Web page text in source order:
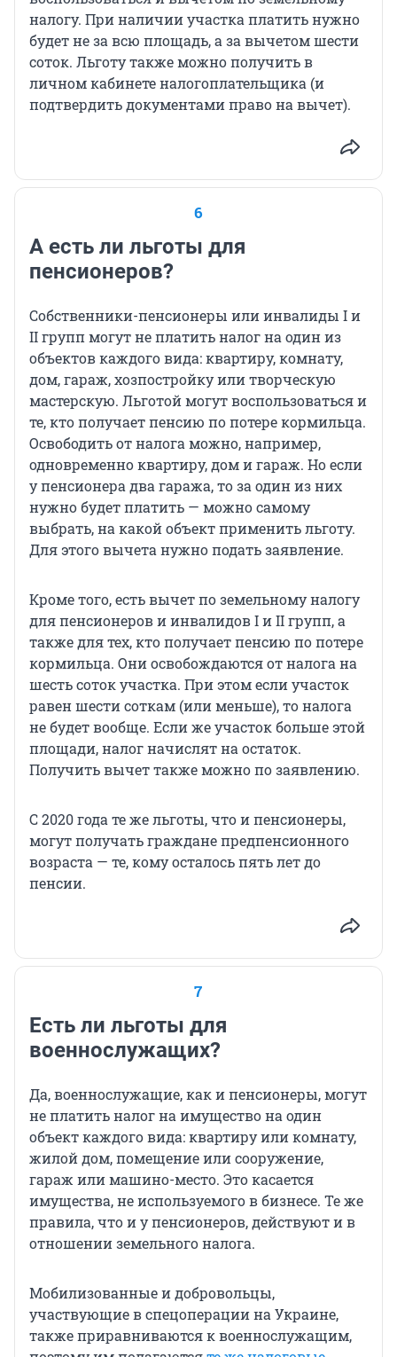
налогу. При наличии участка платить нужно
будет не за всю площадь, а за вычетом шести
соток. Льготу также можно получить в
личном кабинете налогоплательщика (и
подтвердить документами право на вычет).
6
А есть ли льготы для
пенсионеров?
Собственники-пенсионеры или инвалиды I и
II групп могут не платить налог на один из
объектов каждого вида: квартиру, комнату,
дом, гараж, хозпостройку или творческую
мастерскую. Льготой могут воспользоваться и
те, кто получает пенсию по потере кормильца.
Освободить от налога можно, например,
одновременно квартиру, дом и гараж. Но если
у пенсионера два гаража, то за один из них
нужно будет платить — можно самому
выбрать, на какой объект применить льготу.
Для этого вычета нужно подать заявление.
Кроме того, есть вычет по земельному налогу
для пенсионеров и инвалидов I и II групп, а
также для тех, кто получает пенсию по потере
кормильца. Они освобождаются от налога на
шесть соток участка. При этом если участок
равен шести соткам (или меньше), то налога
не будет вообще. Если же участок больше этой
площади, налог начислят на остаток.
Получить вычет также можно по заявлению.
С 2020 года те же льготы, что и пенсионеры,
могут получать граждане предпенсионного
возраста — те, кому осталось пять лет до
пенсии.
7
Есть ли льготы для
военнослужащих?
Да, военнослужащие, как и пенсионеры, могут
не платить налог на имущество на один
объект каждого вида: квартиру или комнату,
жилой дом, помещение или сооружение,
гараж или машино-место. Это касается
имущества, не используемого в бизнесе. Те же
правила, что и у пенсионеров, действуют и в
отношении земельного налога.
Мобилизованные и добровольцы,
участвующие в спецоперации на Украине,
также приравниваются к военнослужащим,